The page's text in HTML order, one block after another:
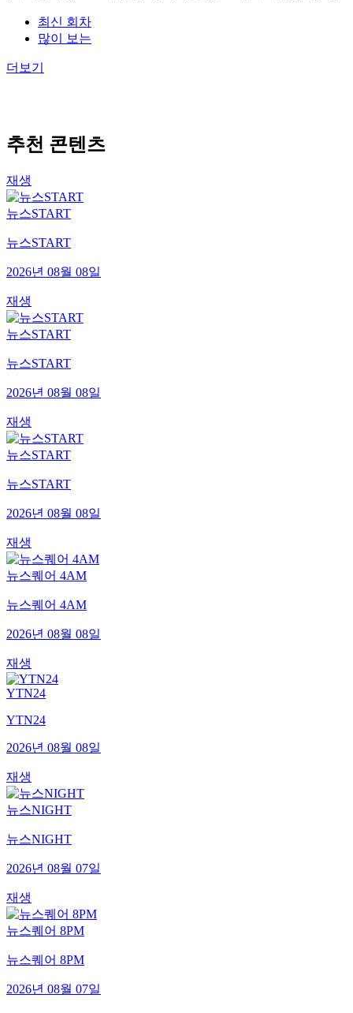
최신 회차
많이 보는
더보기
추천 콘텐츠
재생
뉴스START
뉴스START
2026년 08월 08일
재생
뉴스START
뉴스START
2026년 08월 08일
재생
뉴스START
뉴스START
2026년 08월 08일
재생
뉴스퀘어 4AM
뉴스퀘어 4AM
2026년 08월 08일
재생
YTN24
YTN24
2026년 08월 08일
재생
뉴스NIGHT
뉴스NIGHT
2026년 08월 07일
재생
뉴스퀘어 8PM
뉴스퀘어 8PM
2026년 08월 07일